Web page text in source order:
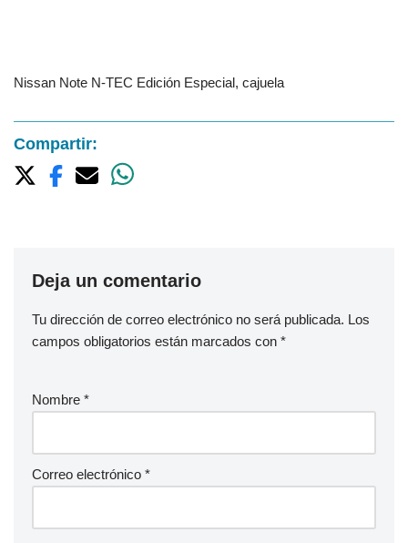
Nissan Note N-TEC Edición Especial, cajuela
Compartir:
Deja un comentario
Tu dirección de correo electrónico no será publicada. Los
campos obligatorios están marcados con *
Nombre *
Correo electrónico *